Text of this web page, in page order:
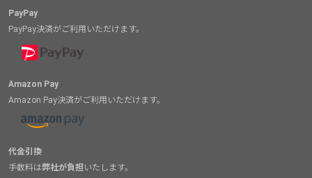
PayPay
PayPay決済がご利用いただけます。
Amazon Pay
Amazon Pay決済がご利用いただけます。
代金引換
手数料は弊社が負担いたします。